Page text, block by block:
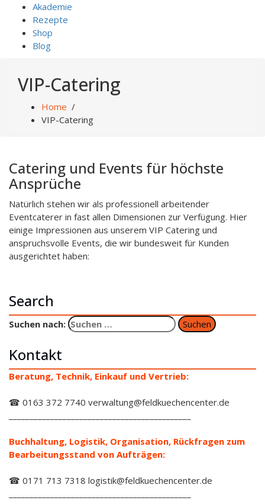
Akademie
Rezepte
Shop
Blog
VIP-Catering
Home /
VIP-Catering
Catering und Events für höchste
Ansprüche
Natürlich stehen wir als professionell arbeitender
Eventcaterer in fast allen Dimensionen zur Verfügung. Hier
einige Impressionen aus unserem VIP Catering und
anspruchsvolle Events, die wir bundesweit für Kunden
ausgerichtet haben:
Search
Suchen nach:
Kontakt
Beratung, Technik, Einkauf und Vertrieb:
☎ 0163 372 7740 verwaltung@feldkuechencenter.de
Buchhaltung, Logistik, Organisation, Rückfragen zum
Bearbeitungsstand von Aufträgen:
☎ 0171 713 7318 logistik@feldkuechencenter.de